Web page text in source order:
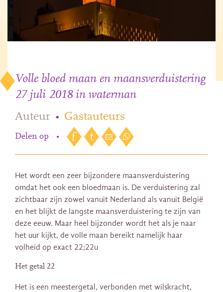
Volle bloed maan en maansverduistering
27 juli 2018 in waterman
Auteur • Gastauteurs
Delen op •
Het wordt een zeer bijzondere maansverduistering
omdat het ook een bloedmaan is. De verduistering zal
zichtbaar zijn zowel vanuit Nederland als vanuit België
en het blijkt de langste maansverduistering te zijn van
deze eeuw. Maar heel bijzonder wordt het als je naar
het uur kijkt, de volle maan bereikt namelijk haar
volheid op exact 22;22u
Het getal 22
Het is een meestergetal, verbonden met wilskracht,